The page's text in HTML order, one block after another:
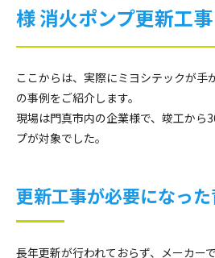
様 消火ポンプ更新工事
ここからは、実際にミヨシテックが手
の事例をご紹介します。
現場は門真市内の企業様で、竣工から
プが対象でした。
更新工事が必要になっ
長年更新が行われておらず、メーカー